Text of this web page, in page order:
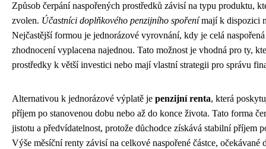
Způsob čerpání naspořených prostředků závisí na typu produktu,
zvolen. Účastníci doplňkového penzijního spořenímají k dispozici
Nejčastější formou je jednorázové vyrovnání, kdy je celá naspořená
zhodnocení vyplacena najednou. Tato možnost je vhodná pro ty,
prostředky k větší investici nebo mají vlastní strategii pro správu
Alternativou k jednorázové výplatě je penzijní renta, která
příjem po stanovenou dobu nebo až do konce života. Tato forma
jistotu a předvídatelnost, protože důchodce získává stabilní příjem
Výše měsíční renty závisí na celkové naspořené částce, očekávané